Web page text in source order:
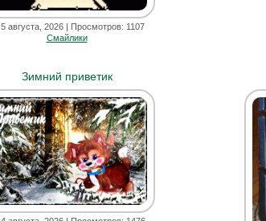
5 августа, 2026 | Просмотров: 1107
Смайлики
Зимний приветик